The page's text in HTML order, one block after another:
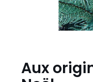
Aux